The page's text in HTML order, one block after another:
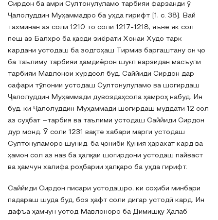
Сирдон ба амри Султонулуламо тарбияи фарзанди ӯ
Ҷалолуддин Муҳаммадро ба уҳда гирифт [1, c. 38]. Вай
тахминан аз соли 1210 то соли 1217‐1218, яъне як сол
пеш аз Балхро ба қасди зиёрати Хонаи Худо тарк
кардани устодаш ба зодгоҳаш Тирмиз баргаштану он ҷо
ба таълиму тарбияи ҳамдиёрон шуғл варзидан масъули
тарбияи Мавлонои хурдсол буд. Саййиди Сирдон дар
сафари тӯлонии устодаш Султонулуламо ва шогирдаш
Ҷалолуддин Муҳаммади дувоздаҳсола ҳамроҳ набуд. Ин
буд, ки Ҷалолуддин Муҳаммади шогирдаш муддати 12 сол
аз суҳбат –тарбия ва таълими устодаш Саййиди Сирдон
дур монд. Ӯ соли 1231 вақте хабари марги устодаш
Султонуламоро шунид, ба ҷониби Қуния ҳаракат кард ва
ҳамон сол аз нав ба ҳалқаи шогирдони устодаш пайваст
ва ҳамчун халифа роҳбарии ҳалқаро ба уҳда гирифт.
Саййиди Сирдон писари устодашро, ки соҳиби минбари
падараш шуда буд, боз ҳафт соли дигар устодӣ кард. Ин
дафъа ҳамчун устод Мавлоноро ба Димишқу Ҳалаб